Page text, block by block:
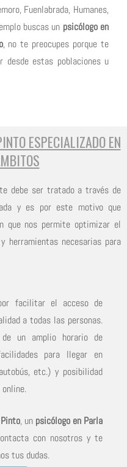
Fuenlabrada, Humanes,
buscas un psicólogo en
, no te preocupes porque te
desde estas poblaciones u
ESPECIALIZADO EN
debe ser tratado a través de
y es por este motivo que
que nos permite optimizar el
necesarias para
por facilitar el acceso de
a todas las personas.
un amplio horario de
para llegar en
etc.) y posibilidad
, un psicólogo en Parla
con nosotros y te
tus dudas.